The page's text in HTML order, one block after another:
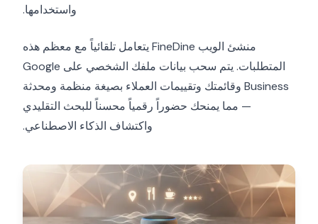
واستخدامها.
منشئ الويب FineDine يتعامل تلقائياً مع معظم هذه
المتطلبات. يتم سحب بيانات ملفك الشخصي على Google
Business وقائمتك وتقييمات العملاء بصيغة منظمة ومحدثة
— مما يمنحك حضوراً رقمياً محسناً للبحث التقليدي
واكتشاف الذكاء الاصطناعي.